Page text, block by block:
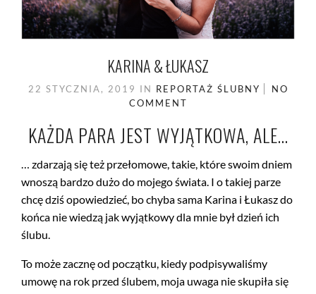
KARINA & ŁUKASZ
22 STYCZNIA, 2019 IN REPORTAŻ ŚLUBNY
NO
COMMENT
KAŻDA PARA JEST WYJĄTKOWA, ALE…
… zdarzają się też przełomowe, takie, które swoim dniem
wnoszą bardzo dużo do mojego świata. I o takiej parze
chcę dziś opowiedzieć, bo chyba sama Karina i Łukasz do
końca nie wiedzą jak wyjątkowy dla mnie był dzień ich
ślubu.
To może zacznę od początku, kiedy podpisywaliśmy
umowę na rok przed ślubem, moja uwaga nie skupiła się